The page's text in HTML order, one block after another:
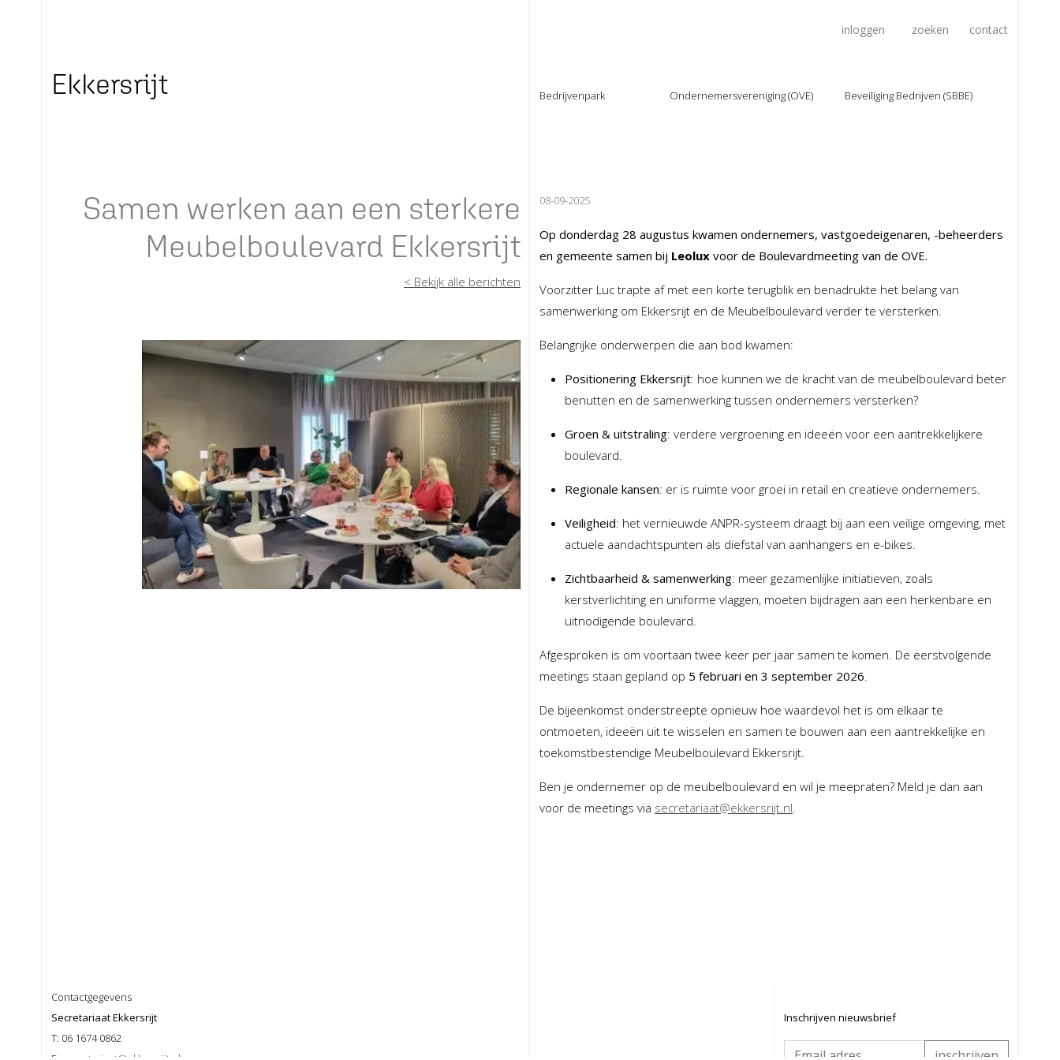
inloggen zoeken contact
Ekkersrijt
Bedrijvenpark
nieuws
Werk uw gegevens bij
Ondernemersvereniging (OVE)
website
nieuws
contact
Beveiliging Bedrijven (SBBE)
Melding of aangifte
nieuws
Samen werken aan een sterkere
Meubelboulevard Ekkersrijt
< Bekijk alle berichten
08-09-2025
Op donderdag 28 augustus kwamen ondernemers, vastgoedeigenaren, -beheerders
en gemeente samen bij Leolux voor de Boulevardmeeting van de OVE.
Voorzitter Luc trapte af met een korte terugblik en benadrukte het belang van
samenwerking om Ekkersrijt en de Meubelboulevard verder te versterken.
Belangrijke onderwerpen die aan bod kwamen:
Positionering Ekkersrijt: hoe kunnen we de kracht van de meubelboulevard beter
benutten en de samenwerking tussen ondernemers versterken?
Groen & uitstraling: verdere vergroening en ideeën voor een aantrekkelijkere
boulevard.
Regionale kansen: er is ruimte voor groei in retail en creatieve ondernemers.
Veiligheid: het vernieuwde ANPR-systeem draagt bij aan een veilige omgeving, met
actuele aandachtspunten als diefstal van aanhangers en e-bikes.
Zichtbaarheid & samenwerking: meer gezamenlijke initiatieven, zoals
kerstverlichting en uniforme vlaggen, moeten bijdragen aan een herkenbare en
uitnodigende boulevard.
Afgesproken is om voortaan twee keer per jaar samen te komen. De eerstvolgende
meetings staan gepland op 5 februari en 3 september 2026.
De bijeenkomst onderstreepte opnieuw hoe waardevol het is om elkaar te
ontmoeten, ideeën uit te wisselen en samen te bouwen aan een aantrekkelijke en
toekomstbestendige Meubelboulevard Ekkersrijt.
Ben je ondernemer op de meubelboulevard en wil je meepraten? Meld je dan aan
voor de meetings via secretariaat@ekkersrijt.nl.
Contactgegevens
Secretariaat Ekkersrijt
T: 06 1674 0862
Inschrijven nieuwsbrief
inschrijven